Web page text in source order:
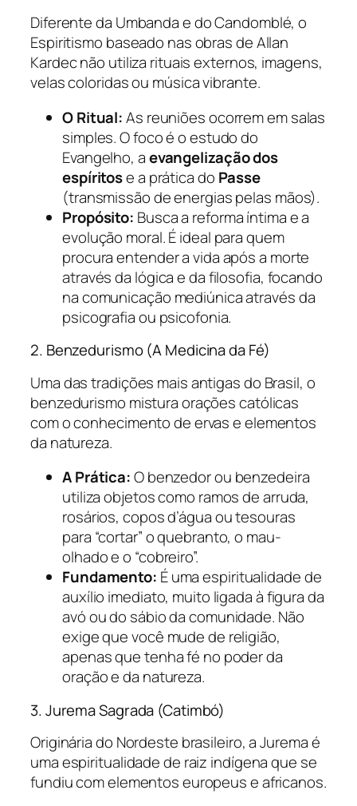
Diferente da Umbanda e do Candomblé, o
Espiritismo baseado nas obras de Allan
Kardec não utiliza rituais externos, imagens,
velas coloridas ou música vibrante.
O Ritual:As reuniões ocorrem em salas
simples. O foco é o estudo do
Evangelho, aevangelização dos
espíritose a prática do Passe
(transmissão de energias pelas mãos).
Propósito: Busca a reforma íntima e a
evolução moral. É ideal para quem
procura entender a vida após a morte
através da lógica e da filosofia, focando
na comunicação mediúnica através da
psicografia ou psicofonia.
2. Benzedurismo (A Medicina da Fé)
Uma das tradições mais antigas do Brasil, o
benzedurismo mistura orações católicas
com o conhecimento de ervas e elementos
da natureza.
A Prática:O benzedor ou benzedeira
utiliza objetos como ramos de arruda,
rosários, copos d’água ou tesouras
para “cortar” o quebranto, o mau-
olhado e o “cobreiro”.
Fundamento: É uma espiritualidade de
auxílio imediato, muito ligada à figura da
avó ou do sábio da comunidade. Não
exige que você mude de religião,
apenas que tenha fé no poder da
oração e da natureza.
3. Jurema Sagrada (Catimbó)
Originária do Nordeste brasileiro, a Jurema é
uma espiritualidade de raiz indígena que se
fundiu com elementos europeus e africanos.